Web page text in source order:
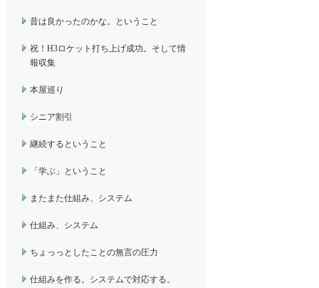
昔は良かったのかな。ということ
祝！H3ロケット打ち上げ成功。そして情
報収集
本屋巡り
シニア割引
継続するということ
「学ぶ」ということ
またまた仕組み、システム
仕組み、システム
ちょっっとしたことの無言の圧力
仕組みを作る。システムで対応する。